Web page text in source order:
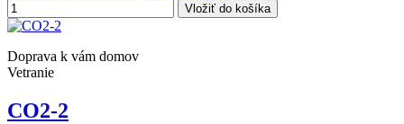
Vložiť do košíka
Doprava k vám domov
Vetranie
CO2-2